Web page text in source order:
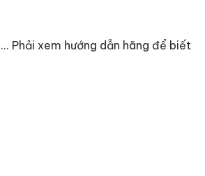
Phải xem hướng dẫn hãng để biết